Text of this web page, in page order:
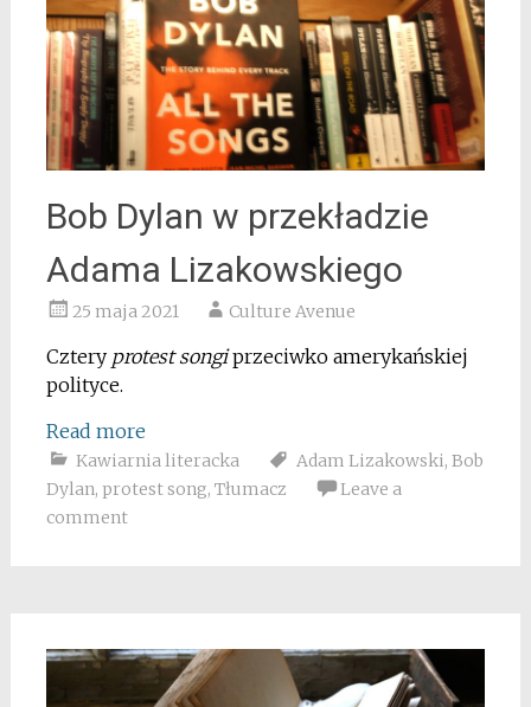
Bob Dylan w przekładzie
Adama Lizakowskiego
25 maja 2021 Culture Avenue
Cztery protest songiprzeciwko amerykańskiej
polityce.
Read more
Kawiarnia literacka Adam Lizakowski, Bob
Dylan, protest song, Tłumacz
Leave a
comment